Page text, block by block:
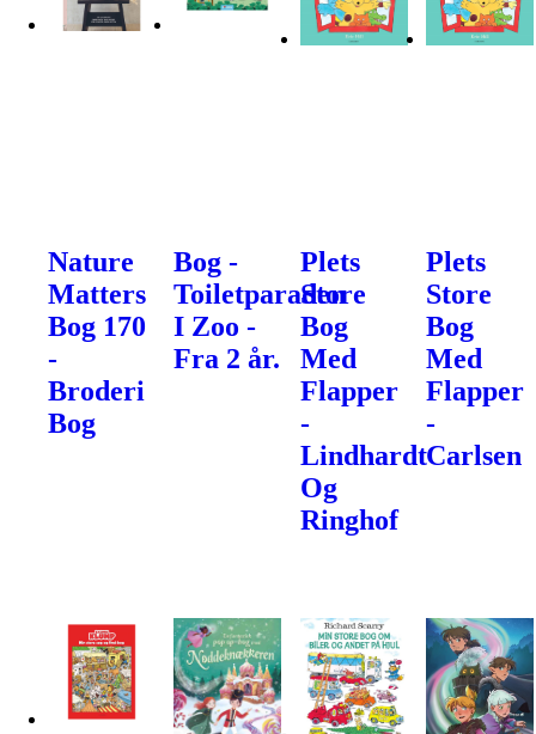
Nature
Matters
Bog 170
-
Broderi
Bog
Bog -
Toiletparaden
I Zoo -
Fra 2 år.
Plets
Store
Bog
Med
Flapper
-
Lindhardt
Og
Ringhof
Plets
Store
Bog
Med
Flapper
-
Carlsen